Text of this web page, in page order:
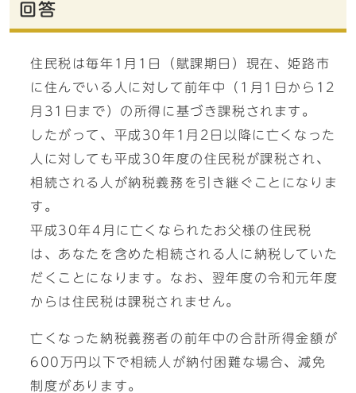
回答
住民税は毎年1月1日（賦課期日）現在、姫路市
に住んでいる人に対して前年中（1月1日から12
月31日まで）の所得に基づき課税されます。
したがって、平成30年1月2日以降に亡くなった
人に対しても平成30年度の住民税が課税され、
相続される人が納税義務を引き継ぐことになりま
す。
平成30年4月に亡くなられたお父様の住民税
は、あなたを含めた相続される人に納税していた
だくことになります。なお、翌年度の令和元年度
からは住民税は課税されません。
亡くなった納税義務者の前年中の合計所得金額が
600万円以下で相続人が納付困難な場合、減免
制度があります。